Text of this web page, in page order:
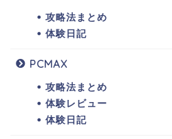
攻略法まとめ
体験日記
PCMAX
攻略法まとめ
体験レビュー
体験日記